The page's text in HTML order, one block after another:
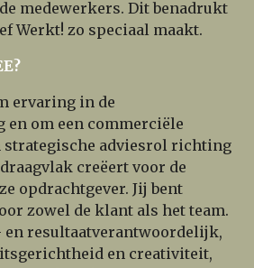
medewerkers. Dit benadrukt
Werkt! zo speciaal maakt.
ervaring in de
en om een commerciële
strategische adviesrol richting
creëert voor de
opdrachtgever. Jij bent
zowel de klant als het team.
en resultaatverantwoordelijk,
en creativiteit,